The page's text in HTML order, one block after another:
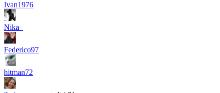
Ivan1976
Nika_
Federico97
hitman72